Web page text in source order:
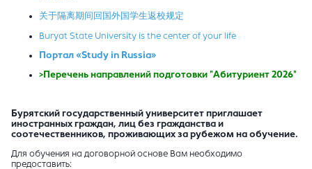
关于隔离期间回国外国学生返校规定
Buryat State University is the center of your life
Портал «Study in Russia»
> Перечень направлений подготовки "Абитуриент 2026"
Бурятский государственный университет приглашает
иностранных граждан, лиц без гражданства и
соотечественников, проживающих за рубежом на обучение.
Для обучения на договорной основе Вам необходимо
предоставить: